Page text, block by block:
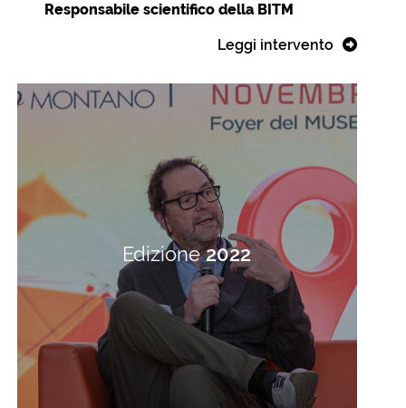
Responsabile scientifico della BITM
Leggi intervento
Edizione2022